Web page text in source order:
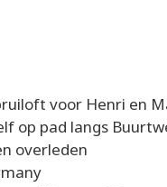
voor Henri en
op pad langs
overleden